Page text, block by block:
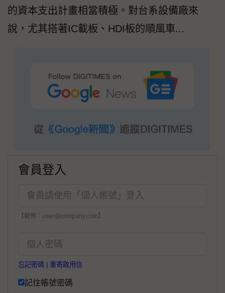
的資本支出計畫相當積極。對台系設備廠來
說，尤其搭著IC載板、HDI板的順風車...
會員登入
【範例：user@company.com】
忘記密碼 重寄啟用信
記住帳號密碼